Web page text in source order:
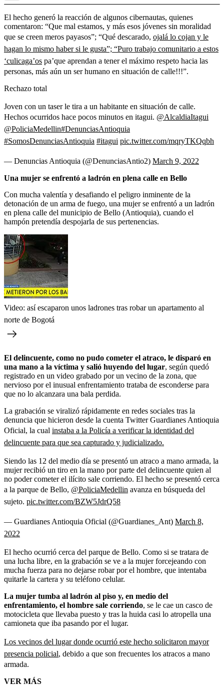
El hecho generó la reacción de algunos cibernautas, quienes
comentaron: “Que mal estamos, y más esos jóvenes sin moralidad
que se creen meros payasos”; “Qué descarado, ojalá lo cojan y le
hagan lo mismo haber si le gusta”; “Puro trabajo comunitario a estos
‘culicaga’os pa’que aprendan a tener el máximo respeto hacia las
personas, más aún un ser humano en situación de calle!!!”.
Rechazo total
Joven con un taser le tira a un habitante en situación de calle.
Hechos ocurridos hace pocos minutos en itagui. @AlcaldiaItagui
@PoliciaMedellin#DenunciasAntioquia
#SomosDenunciasAntioquia #itagui pic.twitter.com/mqryTKQqbh
— Denuncias Antioquia (@DenunciasAntio2) March 9, 2022
Una mujer se enfrentó a ladrón en plena calle en Bello
Con mucha valentía y desafiando el peligro inminente de la
detonación de un arma de fuego, una mujer se enfrentó a un ladrón
en plena calle del municipio de Bello (Antioquia), cuando el
hampón pretendía despojarla de sus pertenencias.
Video: así escaparon unos ladrones tras robar un apartamento al
norte de Bogotá
El delincuente, como no pudo cometer el atraco, le disparó en
una mano a la víctima y salió huyendo del lugar, según quedó
registrado en un video grabado por un vecino de la zona, que
nervioso por el inusual enfrentamiento trataba de esconderse para
que no lo alcanzara una bala perdida.
La grabación se viralizó rápidamente en redes sociales tras la
denuncia que hicieron desde la cuenta Twitter Guardianes Antioquia
Oficial, la cual instaba a la Policía a verificar la identidad del
delincuente para que sea capturado y judicializado.
Siendo las 12 del medio día se presentó un atraco a mano armada, la
mujer recibió un tiro en la mano por parte del delincuente quien al
no poder cometer el ilícito sale corriendo. El hecho se presentó cerca
a la parque de Bello, @PoliciaMedellin avanza en búsqueda del
sujeto. pic.twitter.com/BZW5JdrQ58
— Guardianes Antioquia Oficial (@Guardianes_Ant) March 8,
2022
El hecho ocurrió cerca del parque de Bello. Como si se tratara de
una lucha libre, en la grabación se ve a la mujer forcejeando con
mucha fuerza para no dejarse robar por el hombre, que intentaba
quitarle la cartera y su teléfono celular.
La mujer tumba al ladrón al piso y, en medio del
enfrentamiento, el hombre sale corriendo, se le cae un casco de
motocicleta que llevaba puesto y tras la huida casi lo atropella una
camioneta que iba pasando por el lugar.
Los vecinos del lugar donde ocurrió este hecho solicitaron mayor
presencia policial, debido a que son frecuentes los atracos a mano
armada.
VER MÁS